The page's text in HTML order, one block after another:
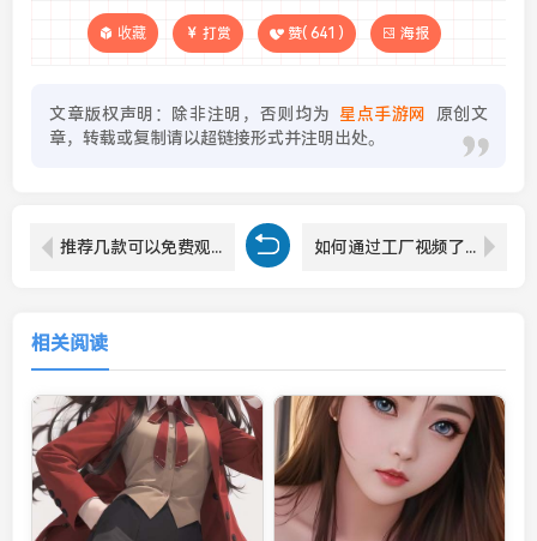
收藏 打赏 赞( 641 ) 海报
文章版权声明：除非注明，否则均为 星点手游网
原创文
章，转载或复制请以超链接形式并注明出处。
推荐几款可以免费观看电视剧的优质App，让你畅享精彩剧集 如何通过工厂视频了解果冻的制造过程及其质量控制
相关阅读